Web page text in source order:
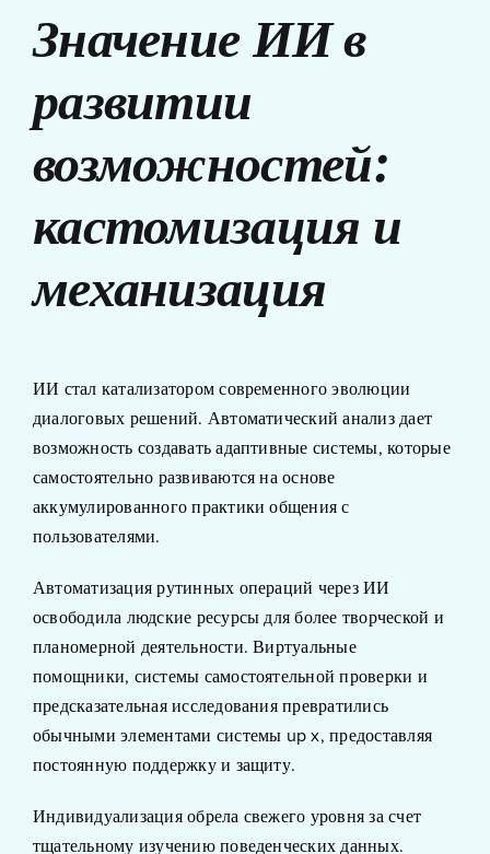
Значение ИИ в
развитии
возможностей:
кастомизация и
механизация
ИИ стал катализатором современного эволюции
диалоговых решений. Автоматический анализ дает
возможность создавать адаптивные системы, которые
самостоятельно развиваются на основе
аккумулированного практики общения с
пользователями.
Автоматизация рутинных операций через ИИ
освободила людские ресурсы для более творческой и
планомерной деятельности. Виртуальные
помощники, системы самостоятельной проверки и
предсказательная исследования превратились
обычными элементами системы up x, предоставляя
постоянную поддержку и защиту.
Индивидуализация обрела свежего уровня за счет
тщательному изучению поведенческих данных.